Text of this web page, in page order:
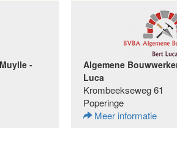
-
Algemene
Luca
Krombeekseweg 61
Poperinge
Meer informatie